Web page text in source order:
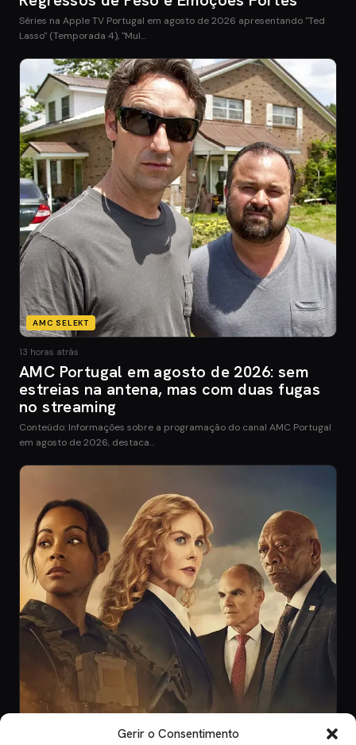
Gerir o Consentimento
Séries na Apple TV Portugal em agosto de 2026 apresentando "Ted
Lasso" (Temporada 4), "Mul…
AMC SELEKT
13 horas atrás
AMC Portugal em agosto de 2026: sem
estreias na antena, mas com duas fugas
no streaming
Conteúdo: Informações sobre a programação do canal AMC Portugal
em agosto de 2026, destaca…